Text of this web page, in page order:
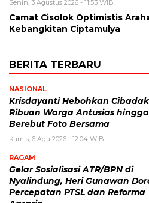
Senin, 3 Agustus 2026 - 11:53 WIB
Camat Cisolok Optimistis
Kebangkitan Ciptamulya
BERITA TERBARU
NASIONAL
Krisdayanti Hebohkan
Ribuan Warga Antusias hingga
Berebut Foto Bersama
Kamis, 6 Agu 2026 - 12:04 WIB
RAGAM
Gelar Sosialisasi ATR/BPN di
Nyalindung, Heri Gunawan
Percepatan PTSL dan Reforma